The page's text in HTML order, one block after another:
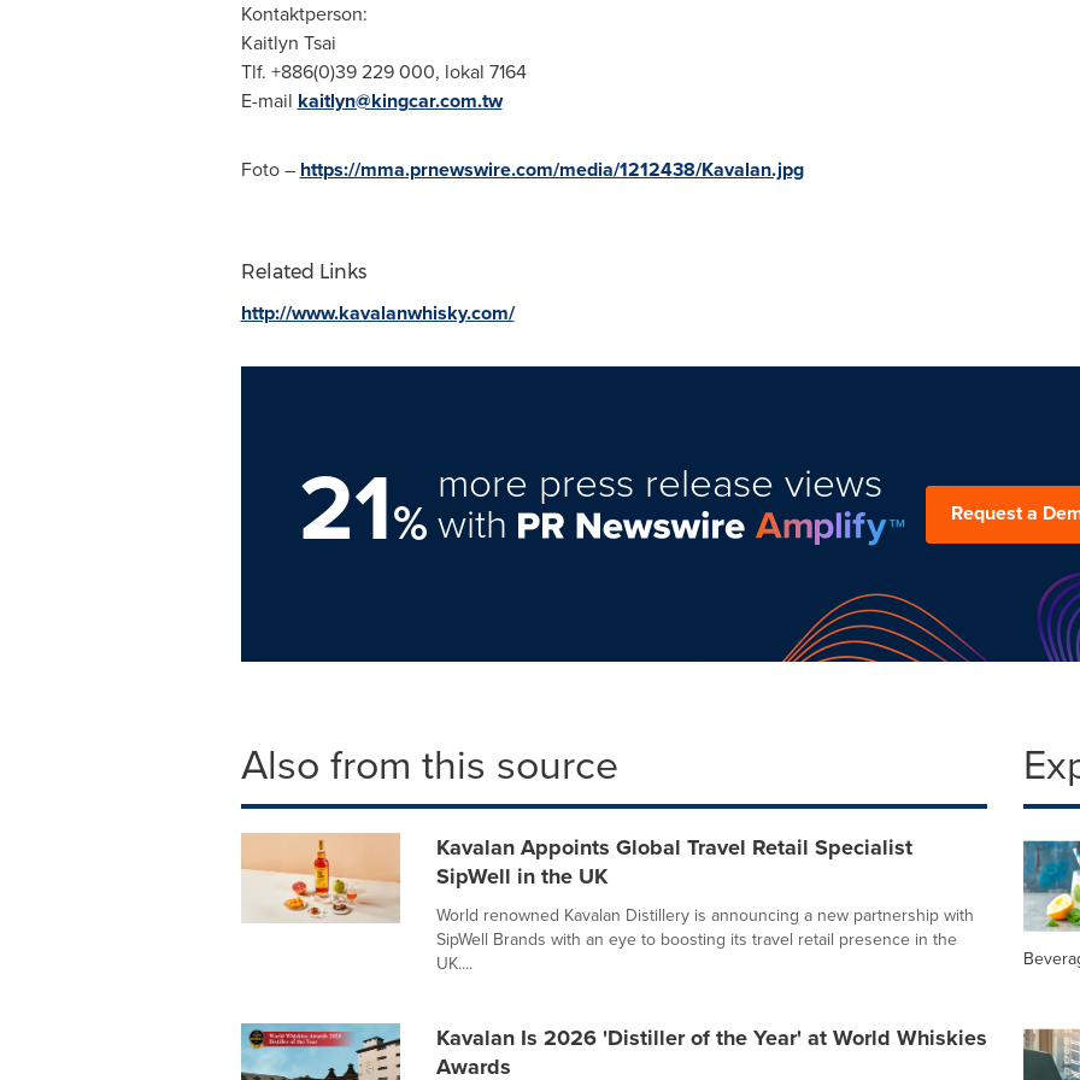
Kontaktperson:
Kaitlyn Tsai
Tlf. +886(0)39 229 000, lokal 7164
E-mail kaitlyn@kingcar.com.tw
Foto – https://mma.prnewswire.com/media/1212438/Kavalan.jpg
Related Links
http://www.kavalanwhisky.com/
21%
more press release views
with Request a
Also from this source
Kavalan Appoints Global Travel Retail Specialist
SipWell in the UK
World renowned Kavalan Distillery is announcing a new partnership with
SipWell Brands with an eye to boosting its travel retail presence in the
UK....
Kavalan Is 2026 'Distiller of the Year' at World Whiskies
Awards